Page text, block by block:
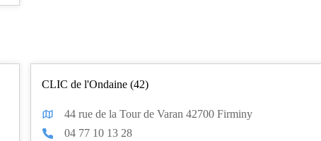
CLIC de l'Ondaine (42)
44 rue de la Tour de Varan 42700 Firminy
04 77 10 13 28